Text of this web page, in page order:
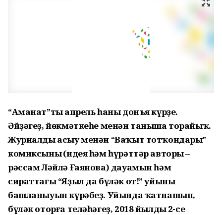
“Аманат”тың апрель һаны донъя күрҙе.
Әйҙәгеҙ, йөкмәткеһе менән таныша торайыҡ.
Журналды асыу менән “Ваҡыт тотҡондары”
комиксының (идея һәм һүрәттәр авторы –
рәссам Ләйлә Ғаянова) дауамын һәм
сираттағы “Яҙыл да бүләк от!” уйыны
башланыуын күрәбеҙ. Уйында ҡатнашып,
бүләк оторға теләһәгеҙ, 2018 йылдың 2-се